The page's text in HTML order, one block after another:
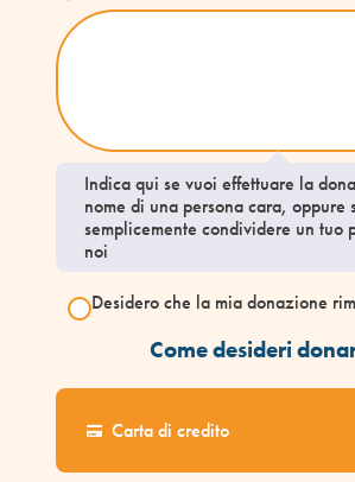
Indica qui se vuoi effettuare la
nome di una persona cara, oppure
semplicemente condividere un tuo
noi
Desidero che la mia donazione
Come desideri
Carta di credito